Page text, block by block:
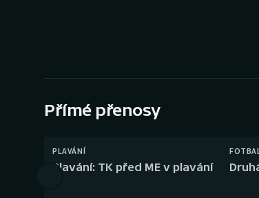
Přímé přenosy
PLAVÁNÍ
Plavání: TK před ME v plavání